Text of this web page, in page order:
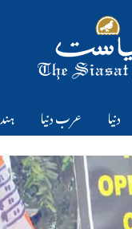
دنیا عرب دنیا